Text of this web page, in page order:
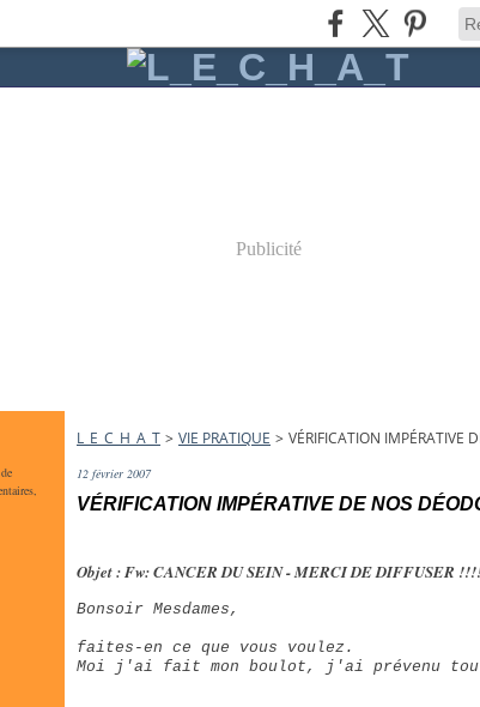
Publicité
L_E_C_H_A_T > VIE PRATIQUE > VÉRIFICATION IMPÉRATIVE
12 février 2007
VÉRIFICATION IMPÉRATIVE DE NOS
Objet : Fw: CANCER DU SEIN - MERCI DE DIFFUSER
Bonsoir Mesdames,
faites-en ce que vous voulez.
Moi j'ai fait mon boulot, j'ai